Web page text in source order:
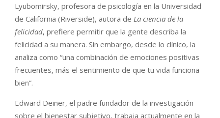
Lyubomirsky, profesora de psicología en la Universidad
de California (Riverside), autora de La ciencia de la
felicidad, prefiere permitir que la gente describa la
felicidad a su manera. Sin embargo, desde lo clínico, la
analiza como “una combinación de emociones positivas
frecuentes, más el sentimiento de que tu vida funciona
bien”.
Edward Deiner, el padre fundador de la investigación
sobre el bienestar subjetivo, trabaja actualmente en la